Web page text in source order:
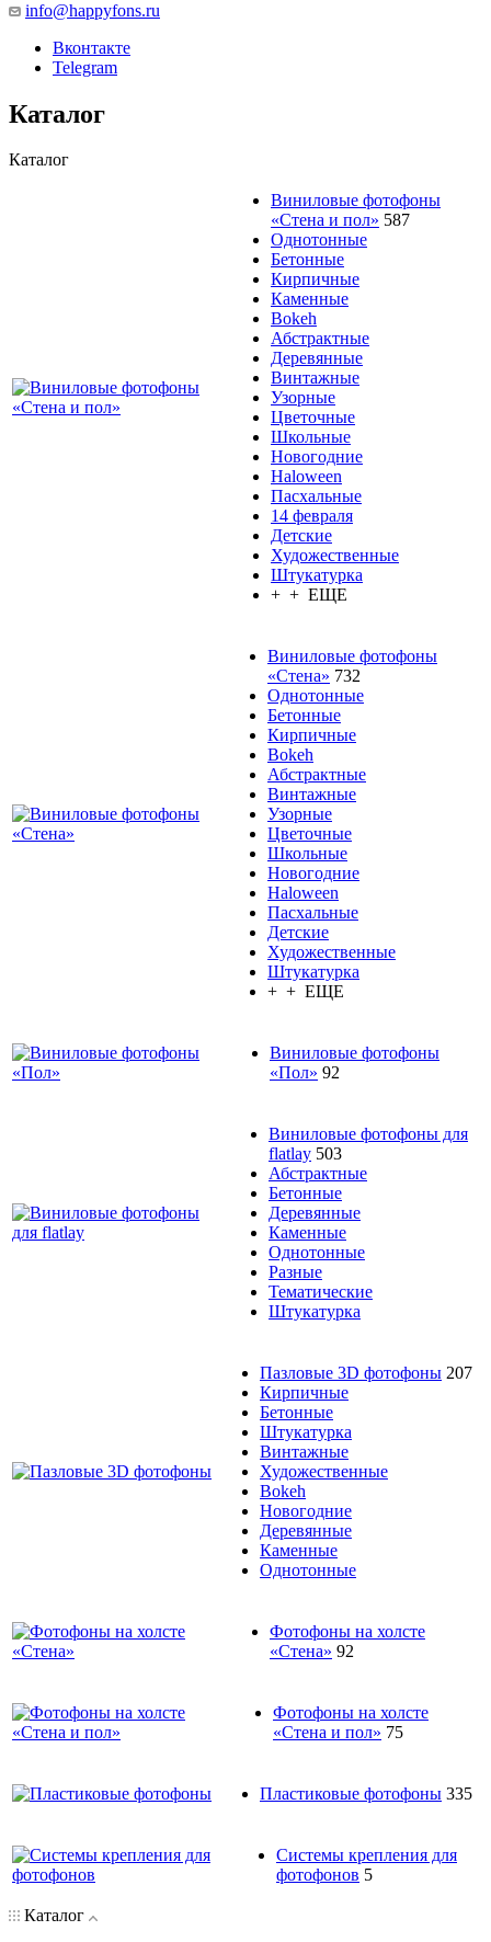
info@happyfons.ru
Вконтакте
Telegram
Каталог
Каталог
Виниловые фотофоны
«Стена и пол» 587
Однотонные
Бетонные
Кирпичные
Каменные
Bokeh
Абстрактные
Деревянные
Винтажные
Узорные
Цветочные
Школьные
Новогодние
Haloween
Пасхальные
14 февраля
Детские
Художественные
Штукатурка
+ + ЕЩЕ
Виниловые фотофоны
«Стена» 732
Однотонные
Бетонные
Кирпичные
Bokeh
Абстрактные
Винтажные
Узорные
Цветочные
Школьные
Новогодние
Haloween
Пасхальные
Детские
Художественные
Штукатурка
+ + ЕЩЕ
Виниловые фотофоны
«Пол» 92
Виниловые фотофоны для
flatlay 503
Абстрактные
Бетонные
Деревянные
Каменные
Однотонные
Разные
Тематические
Штукатурка
Пазловые 3D фотофоны 207
Кирпичные
Бетонные
Штукатурка
Винтажные
Художественные
Bokeh
Новогодние
Деревянные
Каменные
Однотонные
Фотофоны на холсте
«Стена» 92
Фотофоны на холсте
«Стена и пол» 75
Пластиковые фотофоны 335
Системы крепления для
фотофонов 5
Каталог